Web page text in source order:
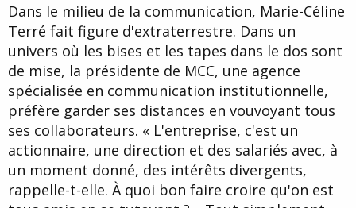
Dans le milieu de la communication, Marie-Céline
Terré fait figure d'extraterrestre. Dans un
univers où les bises et les tapes dans le dos sont
de mise, la présidente de MCC, une agence
spécialisée en communication institutionnelle,
préfère garder ses distances en vouvoyant tous
ses collaborateurs. « L'entreprise, c'est un
actionnaire, une ­direction et des salariés avec, à
un moment donné, des intérêts divergents,
rappelle-t-elle. À quoi bon faire croire qu'on est